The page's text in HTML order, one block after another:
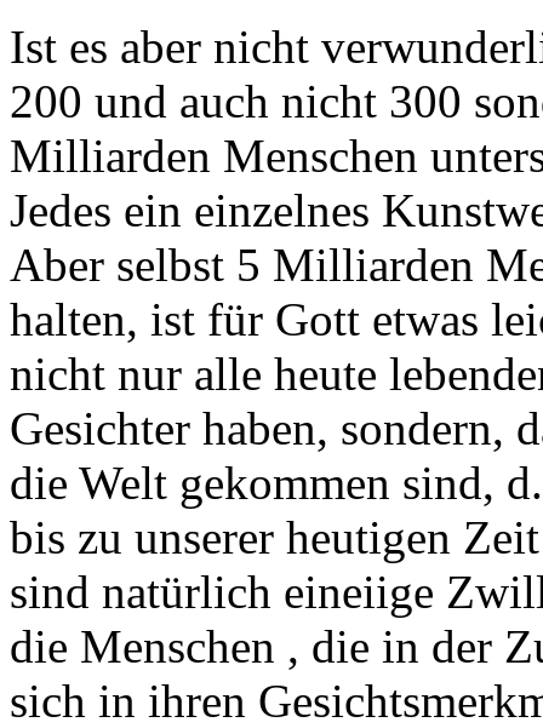
Ist es aber nicht
200 und auch nicht 300
Milliarden Menschen
Jedes ein einzelnes
Aber selbst 5 Milliarden
halten, ist für Gott etwas
nicht nur alle heute
Gesichter haben, sondern,
die Welt gekommen sind,
bis zu unserer heutigen
sind natürlich eineiige
die Menschen , die in der
sich in ihren